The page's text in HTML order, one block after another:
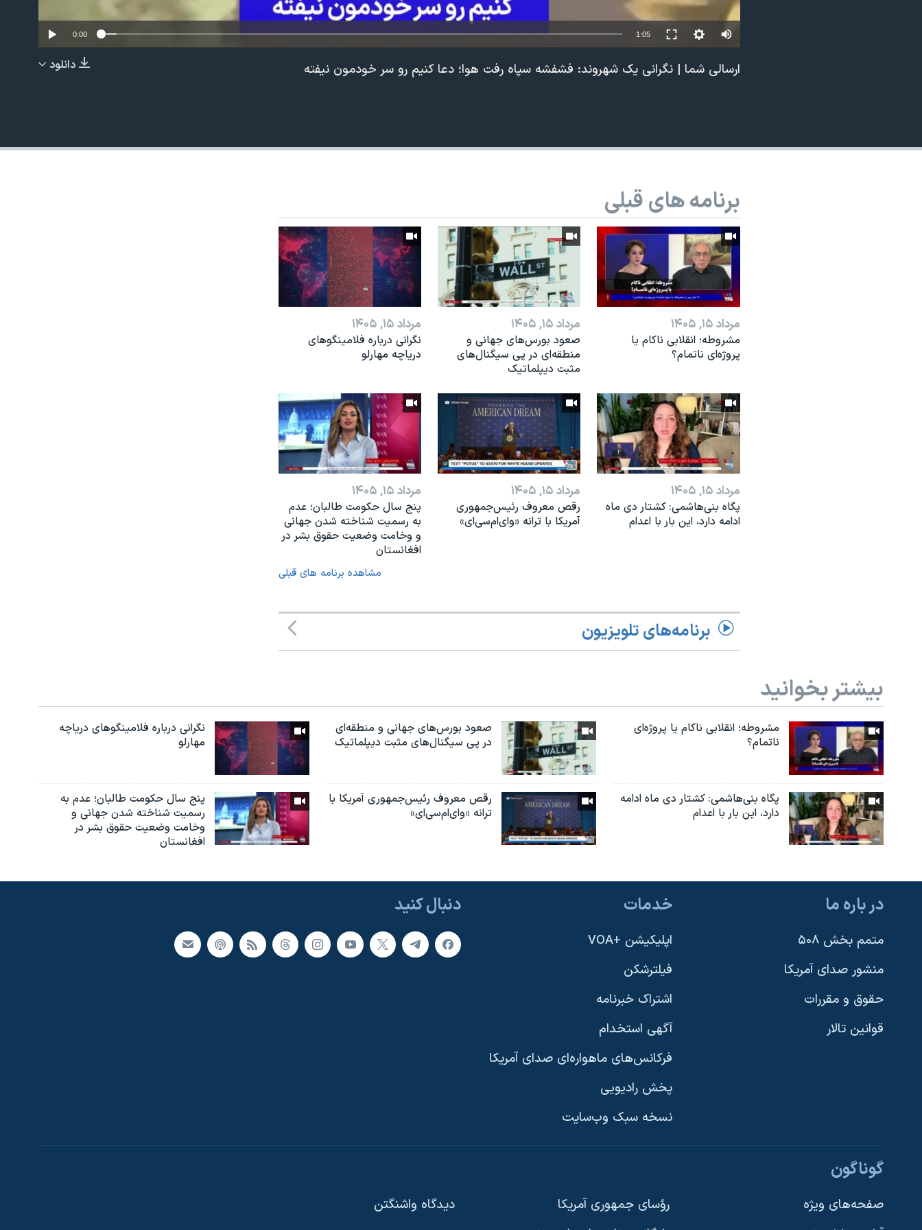
دنبال کنید
EMBED
0:00 1:05
دانلود ارسالی شما | نگرانی یک شهروند: فشفشه سپاه رفت هوا؛ دعا کنیم رو سر خودمون نیفته
برنامه های قبلی
مرداد ۱۵, ۱۴۰۵
مشروطه؛ انقلابى ناكام یا
پروژه‌ای نا‌تمام؟
مرداد ۱۵, ۱۴۰۵
صعود بورس‌های جهانی و
منطقه‌ای در پی سیگنال‌های
مثبت دیپلماتیک
مرداد ۱۵, ۱۴۰۵
نگرانی درباره فلامینگوهای
دریاچه مهارلو
مرداد ۱۵, ۱۴۰۵
پگاه بنی‌هاشمی: کشتار دی ماه
ادامه دارد، این بار با اعدام
مرداد ۱۵, ۱۴۰۵
رقص معروف رئیس‌جمهوری
آمریکا با ترانه «وای‌ام‌سی‌ای»
مرداد ۱۵, ۱۴۰۵
پنج سال حکومت طالبان؛ عدم
به رسمیت شناخته شدن جهانی
و وخامت وضعیت حقوق بشر در
افغانستان
مشاهده برنامه های قبلی
برنامه‌های تلویزیون
بیشتر بخوانید
مشروطه؛ انقلابى ناكام یا پروژه‌ای
نا‌تمام؟
صعود بورس‌های جهانی و منطقه‌ای
در پی سیگنال‌های مثبت دیپلماتیک
نگرانی درباره فلامینگوهای دریاچه
مهارلو
پگاه بنی‌هاشمی: کشتار دی ماه ادامه
دارد، این بار با اعدام
رقص معروف رئیس‌جمهوری آمریکا با
ترانه «وای‌ام‌سی‌ای»
پنج سال حکومت طالبان؛ عدم به
رسمیت شناخته شدن جهانی و
وخامت وضعیت حقوق بشر در
افغانستان
دنبال کنید در باره ما
متمم بخش ۵۰۸
منشور صدای آمریکا
حقوق و مقررات
قوانین تالار
خدمات
اپلیکیشن +VOA
فیلترشکن
اشتراک خبرنامه
آگهی استخدام
فرکانس‌های ماهواره‌ای صدای آمریکا
پخش رادیویی
نسخه سبک وب‌سایت
گوناگون
صفحه‌های ویژه
رؤسای جمهوری آمریکا
دیدگاه‌ واشنگتن